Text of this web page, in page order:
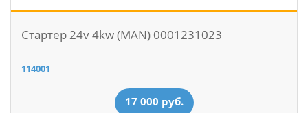
Стартер 24v 4kw (MAN) 0001231023
114001
17 000 руб.